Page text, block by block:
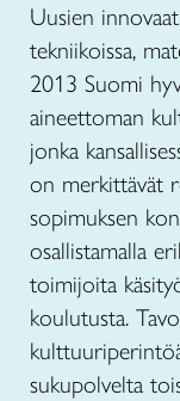
Uusien
tekniikoissa,
2013 Suomi
aineettoman
jonka
on merkittävät
sopimuksen
osallistamalla
toimijoita
koulutusta.
sukupolvelta